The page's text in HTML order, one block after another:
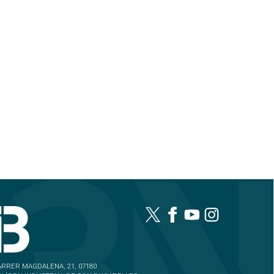
La mar registra una
l’AEMET arriba als
33,02 graus